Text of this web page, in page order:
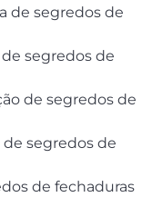
de segredos de
segredos de
de segredos de
segredos de
de fechaduras